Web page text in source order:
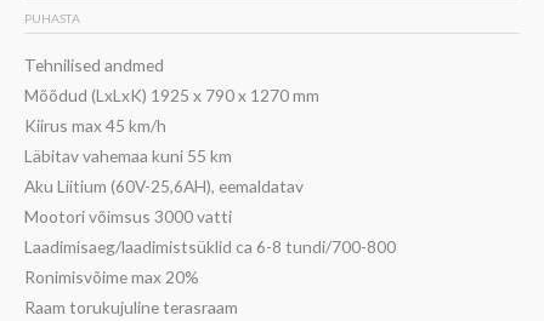
PUHASTA
Tehnilised andmed
Mõõdud (LxLxK) 1925 x 790 x 1270 mm
Kiirus max 45 km/h
Läbitav vahemaa kuni 55 km
Aku Liitium (60V-25,6AH), eemaldatav
Mootori võimsus 3000 vatti
Laadimisaeg/laadimistsüklid ca 6-8 tundi/700-800
Ronimisvõime max 20%
Raam torukujuline terasraam